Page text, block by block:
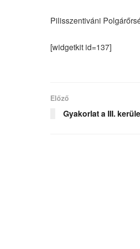
Pilisszentiváni
[widgetkit id=137]
Előző
Gyakorlat a III.